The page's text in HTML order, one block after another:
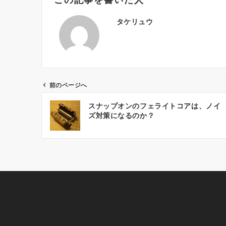
タケリュウ
シ
前のページへ
スナップオンのフェライトコアは、ノイ
ズ対策になるのか？